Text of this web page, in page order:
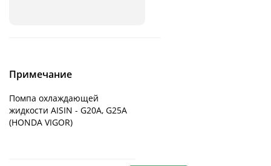
Примечание
Помпа охлаждающей
жидкости AISIN - G20A, G25A
(HONDA VIGOR)